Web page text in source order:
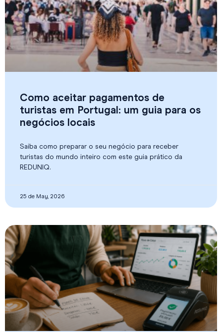
Como aceitar pagamentos de
turistas em Portugal: um guia para os
negócios locais
Saiba como preparar o seu negócio para receber
turistas do mundo inteiro com este guia prático da
REDUNIQ.
25 de May, 2026